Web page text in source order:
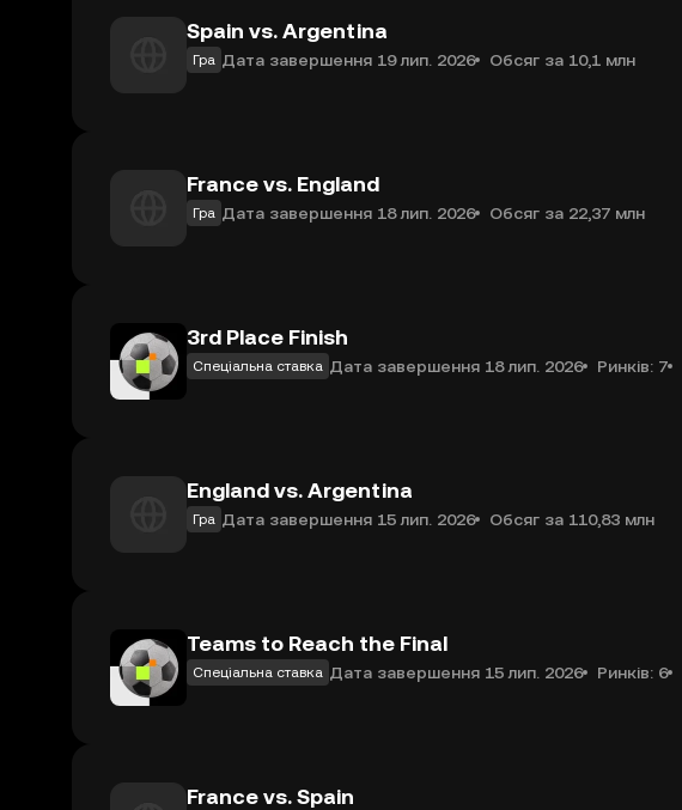
Spain vs. Argentina
Гра Дата завершення 19 лип. 2026 Обсяг за 10,1 млн
France vs. England
Гра Дата завершення 18 лип. 2026 Обсяг за 22,37 млн
3rd Place Finish
Спеціальна ставка Дата завершення 18 лип. 2026 Ринків: 7
England vs. Argentina
Гра Дата завершення 15 лип. 2026 Обсяг за 110,83 млн
Teams to Reach the Final
Спеціальна ставка Дата завершення 15 лип. 2026 Ринків: 6
France vs. Spain